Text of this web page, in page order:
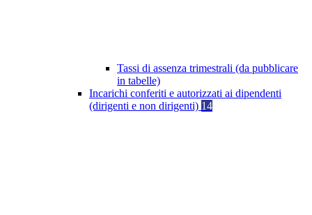
Tassi di assenza trimestrali (da pubblicare
in tabelle)
Incarichi conferiti e autorizzati ai dipendenti
(dirigenti e non dirigenti) 14